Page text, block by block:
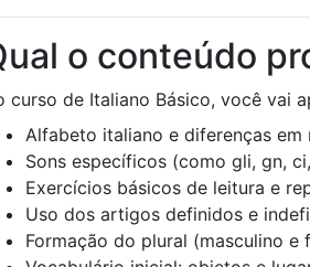
o conteúdo
curso de Italiano Básico, você vai
Alfabeto italiano e diferenças em
Sons específicos (como gli, gn,
Exercícios básicos de leitura e
Uso dos artigos definidos e
Formação do plural (masculino e